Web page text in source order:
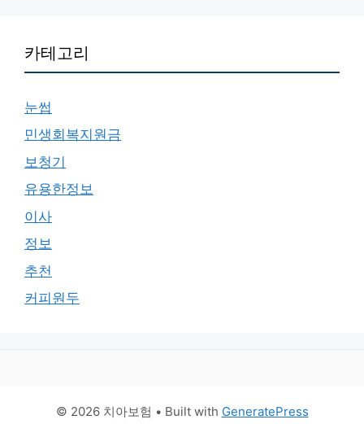
카테고리
눈썹
민생회복지원금
보청기
유용한정보
이사
정보
추천
커피원두
© 2026 치아보험 • Built with GeneratePress